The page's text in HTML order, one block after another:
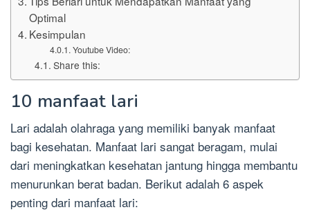
Optimal
Kesimpulan
Youtube Video:
Share this:
10 manfaat lari
Lari adalah olahraga yang memiliki banyak manfaat
bagi kesehatan. Manfaat lari sangat beragam, mulai
dari meningkatkan kesehatan jantung hingga membantu
menurunkan berat badan. Berikut adalah 6 aspek
penting dari manfaat lari: